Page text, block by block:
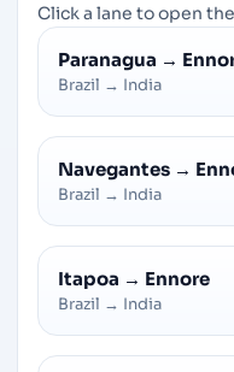
Click a lane to open
Paranagua →
Brazil → India
Navegantes →
Brazil → India
Itapoa → Ennore
Brazil → India